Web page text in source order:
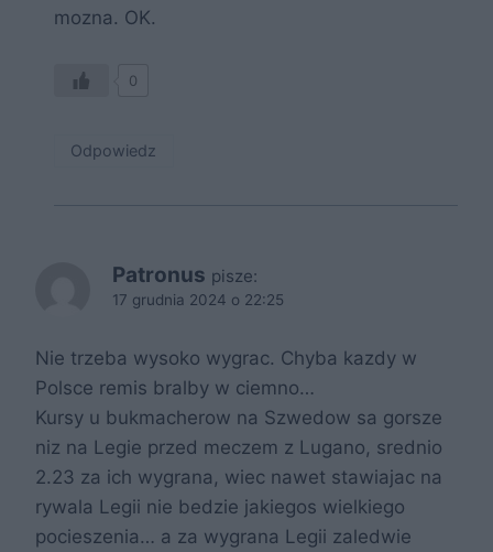
mozna. OK.
0
Odpowiedz
Patronus pisze:
17 grudnia 2024 o 22:25
Nie trzeba wysoko wygrac. Chyba kazdy w
Polsce remis bralby w ciemno…
Kursy u bukmacherow na Szwedow sa gorsze
niz na Legie przed meczem z Lugano, srednio
2.23 za ich wygrana, wiec nawet stawiajac na
rywala Legii nie bedzie jakiegos wielkiego
pocieszenia… a za wygrana Legii zaledwie